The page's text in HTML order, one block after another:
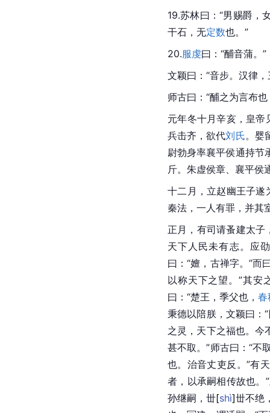
19.苏林曰：“男赐爵，
干石，无定数也。”
20.服虔曰：“酺音蒲。”
文颖曰：“音步。汉律
师古曰：“酺之为言布
元年冬十月辛亥，皇帝
兵击齐，欲代刘氏。婴
尉勃身率襄平侯通持节
斤。朱虚侯章、襄平侯
十二月，立赵幽王子遂
秦法，一人有罪，并其
正月，有司请蚤建太子
天下人民未有志。应
曰：“嬗，古禅字。”而
以称天下之望。”其安
曰：“楚王，季父也，春
秉德以陪朕， 文颖曰：
之灵，天下之福也。今
甚不取。”师古曰：“不
也。治音丈吏反。”有
者，以承嗣相传故也。
孙继嗣，丗[shì]丗不绝